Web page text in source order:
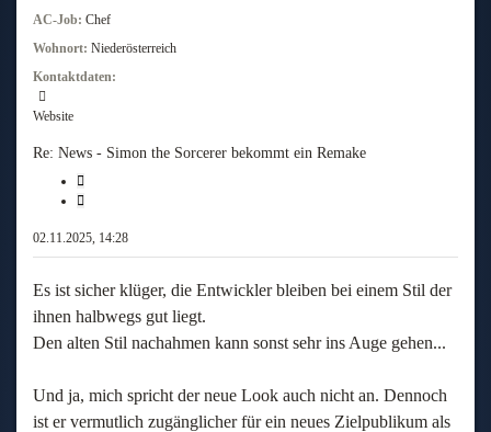
AC-Job: Chef
Wohnort: Niederösterreich
Kontaktdaten:
Website
Re: News - Simon the Sorcerer bekommt ein Remake
02.11.2025, 14:28
Es ist sicher klüger, die Entwickler bleiben bei einem Stil der
ihnen halbwegs gut liegt.
Den alten Stil nachahmen kann sonst sehr ins Auge gehen...
Und ja, mich spricht der neue Look auch nicht an. Dennoch
ist er vermutlich zugänglicher für ein neues Zielpublikum als